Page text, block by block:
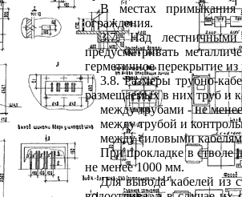
В местах примыкания
ограждения.
3.7. Над лестничными
предусматривать
герметичное перекрытие
3.8. Размеры трубно-
размещаемых в них труб и
между трубами - не
между трубой и
между силовыми
При прокладке в стволе
не менее 1000 мм.
Для вывода кабелей из